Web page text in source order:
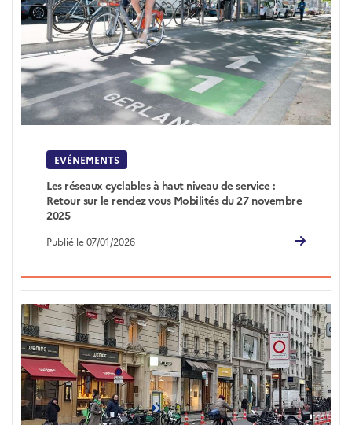
EVÉNEMENTS
Les réseaux cyclables à haut niveau de service :
Retour sur le rendez vous Mobilités du 27 novembre
2025
Publié le 07/01/2026